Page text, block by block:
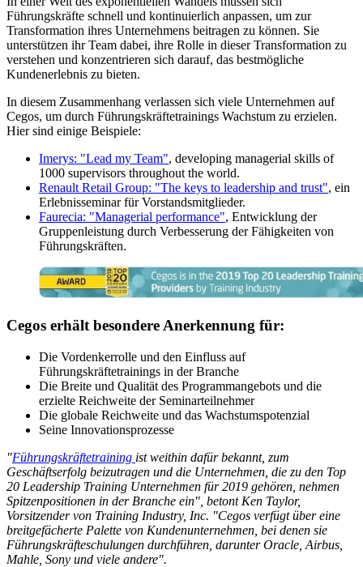
Führungskräfte schnell und kontinuierlich anpassen, um zur
Transformation ihres Unternehmens beitragen zu können. Sie
unterstützen ihr Team dabei, ihre Rolle in dieser Transformation zu
verstehen und konzentrieren sich darauf, das bestmögliche
Kundenerlebnis zu bieten.
In diesem Zusammenhang verlassen sich viele Unternehmen auf
Cegos, um durch Führungskräftetrainings Wachstum zu erzielen.
Hier sind einige Beispiele:
Imerys: "Lead my Team", developing managerial skills of
1000 supervisors throughout the world.
Renault Retail Group: "The keys to leadership and trust", ein
Erlebnisseminar für Vorstandsmitglieder.
Faurecia: "Managerial performance", Entwicklung der
Gruppenleistung durch Verbesserung der Fähigkeiten von
Führungskräften.
Cegos erhält besondere Anerkennung für:
Die Vordenkerrolle und den Einfluss auf
Führungskräftetrainings in der Branche
Die Breite und Qualität des Programmangebots und die
erzielte Reichweite der Seminarteilnehmer
Die globale Reichweite und das Wachstumspotenzial
Seine Innovationsprozesse
"Führungskräftetraining ist weithin dafür bekannt, zum
Geschäftserfolg beizutragen und die Unternehmen, die zu den Top
20 Leadership Training Unternehmen für 2019 gehören, nehmen
Spitzenpositionen in der Branche ein", betont Ken Taylor,
Vorsitzender von Training Industry, Inc. "Cegos verfügt über eine
breitgefächerte Palette von Kundenunternehmen, bei denen sie
Führungskräfteschulungen durchführen, darunter Oracle, Airbus,
Mahle, Sony und viele andere".